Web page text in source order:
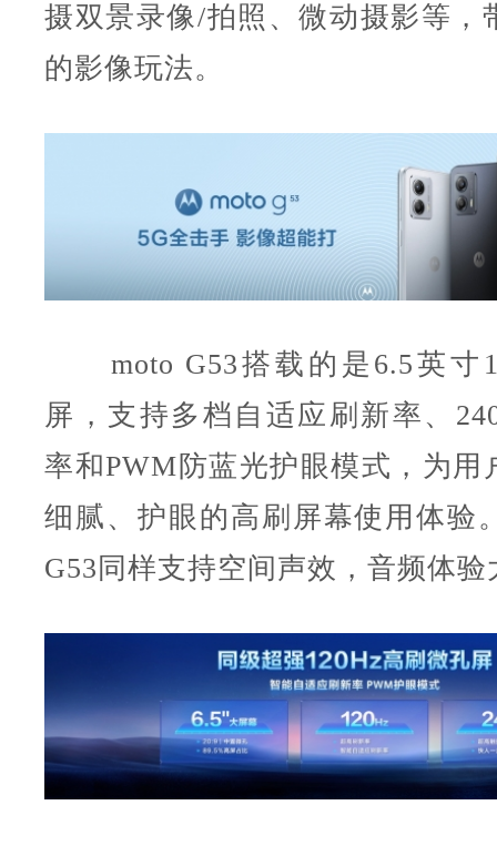
摄双景录像/拍照、微动摄影等，
的影像玩法。
moto G53搭载的是6.5英寸
屏，支持多档自适应刷新率、
率和PWM防蓝光护眼模式，为用
细腻、护眼的高刷屏幕使用体验
G53同样支持空间声效，音频体